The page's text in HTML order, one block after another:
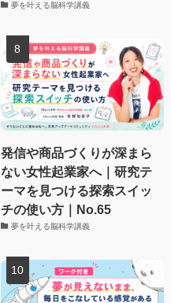
夢を叶える脳科学講義
発信や商品づくりが深まら
ない女性起業家へ｜研究テ
ーマを見つける探索スイッ
チの使い方｜No.65
夢を叶える脳科学講義